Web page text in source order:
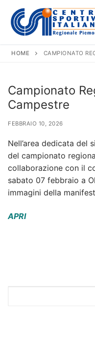
contenuto
HOME CAMPIONATO
Campionato
Campestre
FEBBRAIO 10, 2026
Nell’area dedicata del
del campionato
collaborazione con il
sabato 07 febbraio a
immagini della
APRI